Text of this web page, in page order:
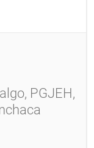
PGJEH,